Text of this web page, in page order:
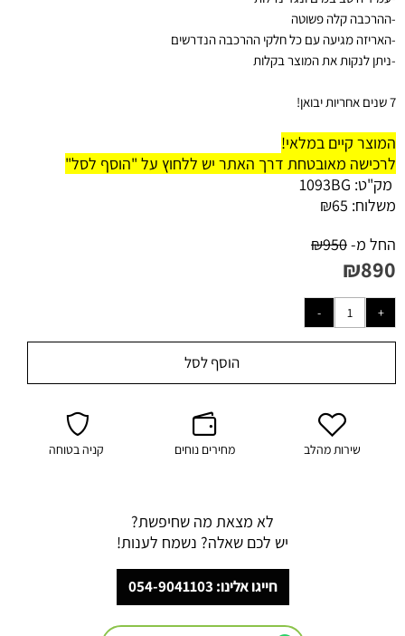
-ההרכבה קלה פשוטה
-האריזה מגיעה עם כל חלקי ההרכבה הנדרשים
-ניתן לנקות את המוצר בקלות
7 שנים אחריות יבואן!
המוצר קיים במלאי!
לרכישה מאובטחת דרך האתר יש ללחוץ על "הוסף לסל"
מק"ט: 1093BG
משלוח:
₪65
החל מ-
₪950
₪890
הוסף לסל
שירות מהלב מחירים נוחים קניה בטוחה
לא מצאת מה שחיפשת?
יש לכם שאלה? נשמח לענות!
חייגו אלינו: 054-9041103